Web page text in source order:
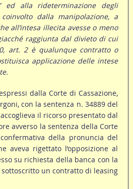
ed alla rideterminazione degli
dalla manipolazione, a
all’intesa illecita avesse o meno
raggiunta dal divieto di cui
art. 2 è qualunque contratto o
applicazione delle intese
dalla Corte di Cassazione,
con la sentenza n. 34889 del
il ricorso presentato dal
avverso la sentenza della Corte
della pronuncia del
aveva rigettato l’opposizione al
su richiesta della banca con la
un contratto di leasing